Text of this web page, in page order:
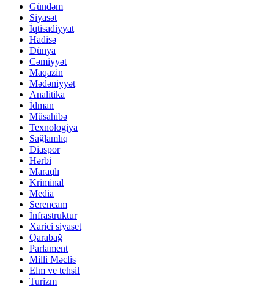
Gündəm
Siyasət
İqtisadiyyat
Hadisə
Dünya
Cəmiyyət
Maqazin
Mədəniyyət
Analitika
İdman
Müsahibə
Texnologiya
Sağlamlıq
Diaspor
Hərbi
Maraqlı
Kriminal
Media
Serencam
İnfrastruktur
Xarici siyaset
Qarabağ
Parlament
Milli Məclis
Elm ve tehsil
Turizm